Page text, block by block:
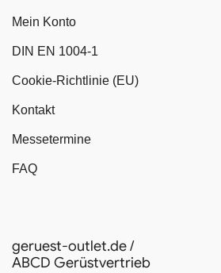
Mein Konto
DIN EN 1004-1
Cookie-Richtlinie (EU)
Kontakt
Messetermine
FAQ
geruest-outlet.de /
ABCD Gerüstvertrieb